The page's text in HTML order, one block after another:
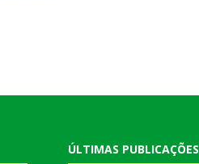
ÚLTIMAS PUBLICAÇÕES